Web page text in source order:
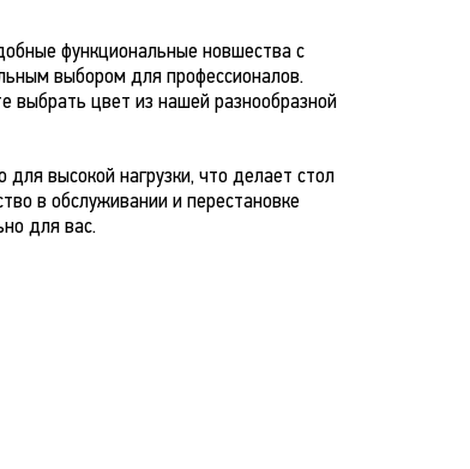
функциональные новшества с
выбором для профессионалов.
выбрать цвет из нашей разнообразной
высокой нагрузки, что делает стол
в обслуживании и перестановке
для вас.